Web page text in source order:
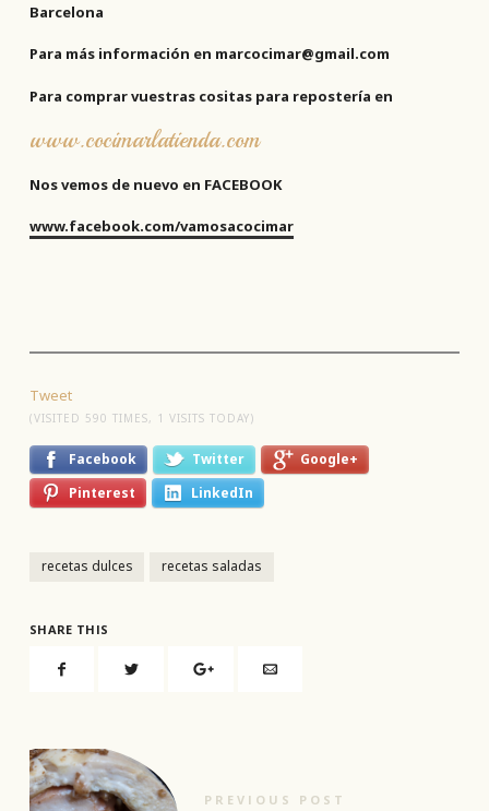
Barcelona
Para más información en marcocimar@gmail.com
Para comprar vuestras cositas para repostería en
www.cocimarlatienda.com
Nos vemos de nuevo en FACEBOOK
www.facebook.com/vamosacocimar
Tweet
(VISITED 590 TIMES, 1 VISITS TODAY)
Facebook Twitter
Google+
Pinterest
LinkedIn
recetas dulces recetas saladas
SHARE THIS
PREVIOUS POST